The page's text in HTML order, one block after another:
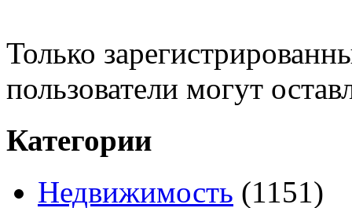
Только
пользователи могут
Категории
Недвижимость (1151)